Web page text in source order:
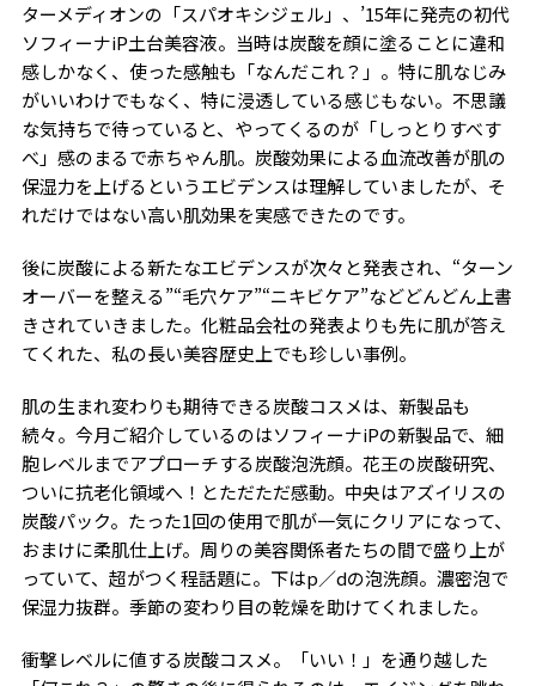
ターメディオンの「スパオキシジェル」、’15年に発売の初代
ソフィーナiP土台美容液。当時は炭酸を顔に塗ることに違和
感しかなく、使った感触も「なんだこれ？」。特に肌なじみ
がいいわけでもなく、特に浸透している感じもない。不思議
な気持ちで待っていると、やってくるのが「しっとりすべす
べ」感のまるで赤ちゃん肌。炭酸効果による血流改善が肌の
保湿力を上げるというエビデンスは理解していましたが、そ
れだけではない高い肌効果を実感できたのです。
後に炭酸による新たなエビデンスが次々と発表され、“ターン
オーバーを整える”“毛穴ケア”“ニキビケア”などどんどん上書
きされていきました。化粧品会社の発表よりも先に肌が答え
てくれた、私の長い美容歴史上でも珍しい事例。
肌の生まれ変わりも期待できる炭酸コスメは、新製品も
続々。今月ご紹介しているのはソフィーナiPの新製品で、細
胞レベルまでアプローチする炭酸泡洗顔。花王の炭酸研究、
ついに抗老化領域へ！とただただ感動。中央はアズイリスの
炭酸パック。たった1回の使用で肌が一気にクリアになって、
おまけに柔肌仕上げ。周りの美容関係者たちの間で盛り上が
っていて、超がつく程話題に。下はp／dの泡洗顔。濃密泡で
保湿力抜群。季節の変わり目の乾燥を助けてくれました。
衝撃レベルに値する炭酸コスメ。「いい！」を通り越した